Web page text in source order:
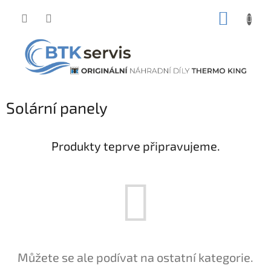
Solární panely
Produkty teprve připravujeme.
Můžete se ale podívat na ostatní kategorie.